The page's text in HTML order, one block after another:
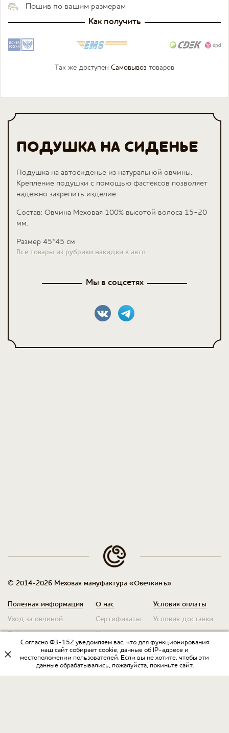
Пошив по вашим размерам
Как получить
Так же доступен Самовывоз товаров
ПОДУШКА НА СИДЕНЬЕ
Подушка на автосиденье из натуральной овчины.
Крепление подушки с помощью фастексов позволяет
надежно закрепить изделие.
Состав: Овчина Меховая 100% высотой волоса 15-20
мм.
Размер 45*45 см
Все товары из рубрики накидки в авто
Мы в соцсетях
© 2014-2026 Меховая мануфактура «Овечкинъ»
Полезная информация
Уход за овчиной
Таблица размеров
О нас
Сертификаты
Контакты
Условия оплаты
Условия доставки
Оплата для юр. лиц
Условия возврата
Оптовикам
Договор оферты
Согласно ФЗ-152 уведомляем вас, что для функционирования
наш сайт собирает cookie, данные об IP-адресе и
местоположении пользователей. Если вы не хотите, чтобы эти
данные обрабатывались, пожалуйста, покиньте сайт.